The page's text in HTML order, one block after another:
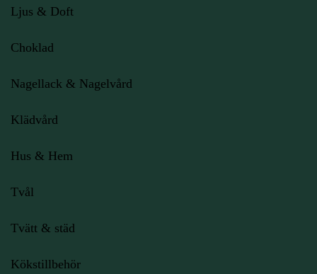
Ljus & Doft
Choklad
Nagellack & Nagelvård
Klädvård
Hus & Hem
Tvål
Tvätt & städ
Kökstillbehör